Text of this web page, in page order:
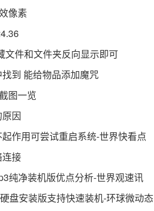
像素
文件和文件夹反向显示即可
到 能给物品添加魔咒
图一览
因
作用可尝试重启系统-世界快看点
接
纯净装机版优点分析-世界观速讯
盘安装版支持快速装机-环球微动态